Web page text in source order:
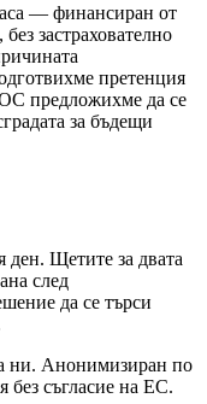
— финансиран от
застрахователно
претенция
предложихме да се
за бъдещи
Щетите за двата
след
да се търси
ни. Анонимизиран по
без съгласие на ЕС.